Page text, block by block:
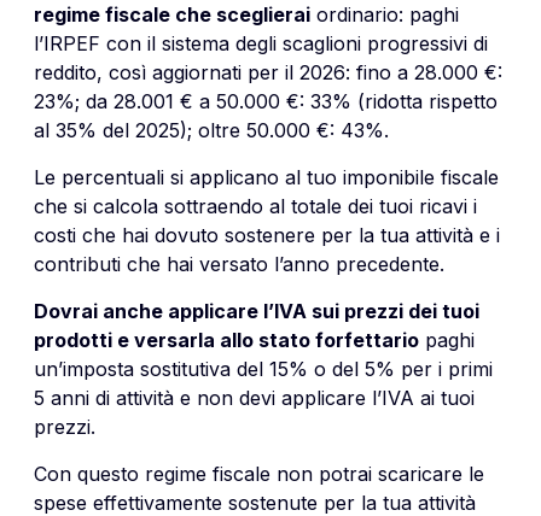
regime fiscale che sceglierai ordinario: paghi
l’IRPEF con il sistema degli scaglioni progressivi di
reddito, così aggiornati per il 2026: fino a 28.000 €:
23%; da 28.001 € a 50.000 €: 33% (ridotta rispetto
al 35% del 2025); oltre 50.000 €: 43%.
Le percentuali si applicano al tuo imponibile fiscale
che si calcola sottraendo al totale dei tuoi ricavi i
costi che hai dovuto sostenere per la tua attività e i
contributi che hai versato l’anno precedente.
Dovrai anche applicare l’IVA sui prezzi dei tuoi
prodotti e versarla allo stato forfettario paghi
un’imposta sostitutiva del 15% o del 5% per i primi
5 anni di attività e non devi applicare l’IVA ai tuoi
prezzi.
Con questo regime fiscale non potrai scaricare le
spese effettivamente sostenute per la tua attività